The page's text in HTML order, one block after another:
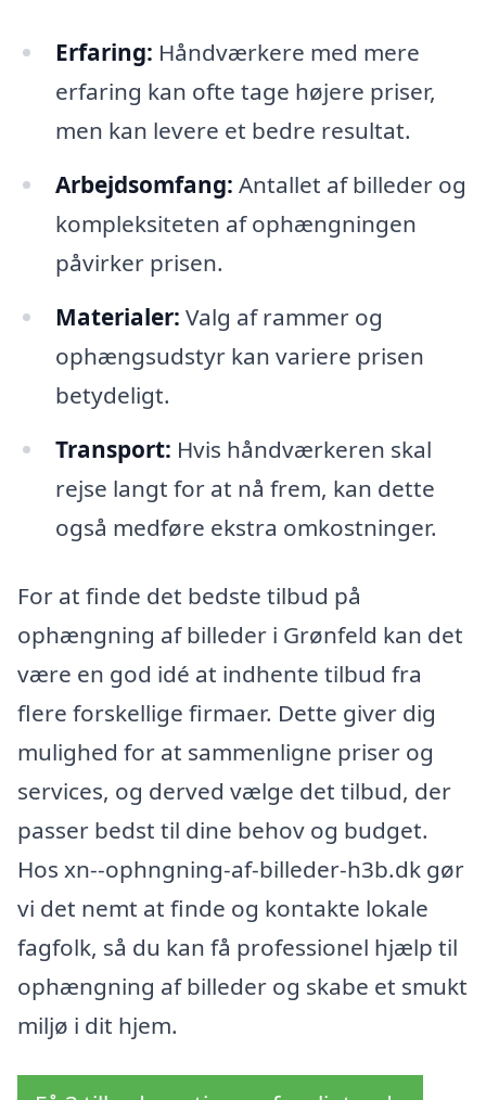
Erfaring: Håndværkere med mere
erfaring kan ofte tage højere priser,
men kan levere et bedre resultat.
Arbejdsomfang: Antallet af billeder og
kompleksiteten af ophængningen
påvirker prisen.
Materialer: Valg af rammer og
ophængsudstyr kan variere prisen
betydeligt.
Transport: Hvis håndværkeren skal
rejse langt for at nå frem, kan dette
også medføre ekstra omkostninger.
For at finde det bedste tilbud på
ophængning af billeder i Grønfeld kan det
være en god idé at indhente tilbud fra
flere forskellige firmaer. Dette giver dig
mulighed for at sammenligne priser og
services, og derved vælge det tilbud, der
passer bedst til dine behov og budget.
Hos xn--ophngning-af-billeder-h3b.dk gør
vi det nemt at finde og kontakte lokale
fagfolk, så du kan få professionel hjælp til
ophængning af billeder og skabe et smukt
miljø i dit hjem.